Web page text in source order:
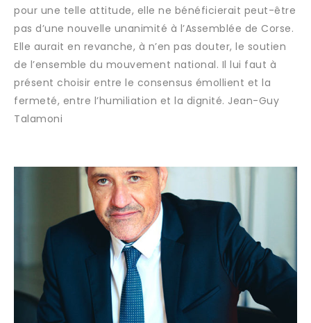
pour une telle attitude, elle ne bénéficierait peut-être
pas d’une nouvelle unanimité à l’Assemblée de Corse.
Elle aurait en revanche, à n’en pas douter, le soutien
de l’ensemble du mouvement national. Il lui faut à
présent choisir entre le consensus émollient et la
fermeté, entre l’humiliation et la dignité. Jean-Guy
Talamoni